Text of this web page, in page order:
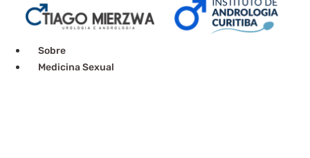
Sobre
Medicina Sexual